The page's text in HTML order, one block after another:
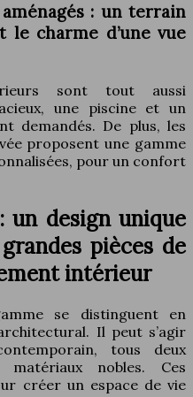
: un terrain
le charme d’une vue
sont tout aussi
une piscine et un
demandés. De plus, les
proposent une gamme
pour un confort
design unique
pièces de
intérieur
se distinguent en
Il peut s’agir
tous deux
matériaux nobles. Ces
créer un espace de vie